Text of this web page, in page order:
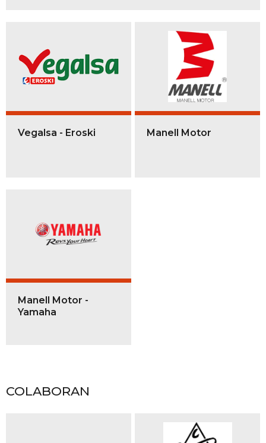
Vegalsa - Eroski Manell Motor
Manell Motor -
Yamaha
COLABORAN